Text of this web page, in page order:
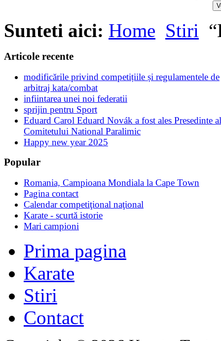
Sunteti aici: Home Stiri
Articole recente
modificările privind competițiile și regulamentele de
arbitraj kata/combat
infiintarea unei noi federatii
sprijin pentru Sport
Eduard Carol Eduard Novák a fost ales Presedinte al
Comitetului National Paralimic
Happy new year 2025
Popular
Romania, Campioana Mondiala la Cape Town
Pagina contact
Calendar competiţional naţional
Karate - scurtă istorie
Mari campioni
Prima pagina
Karate
Stiri
Contact